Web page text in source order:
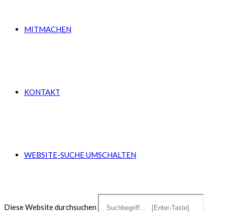
MITMACHEN
KONTAKT
WEBSITE-SUCHE UMSCHALTEN
Diese Website durchsuchen